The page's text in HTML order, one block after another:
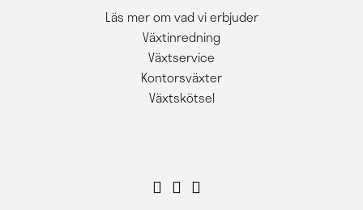
Läs mer om vad vi erbjuder
Växtinredning
Växtservice
Kontorsväxter
Växtskötsel